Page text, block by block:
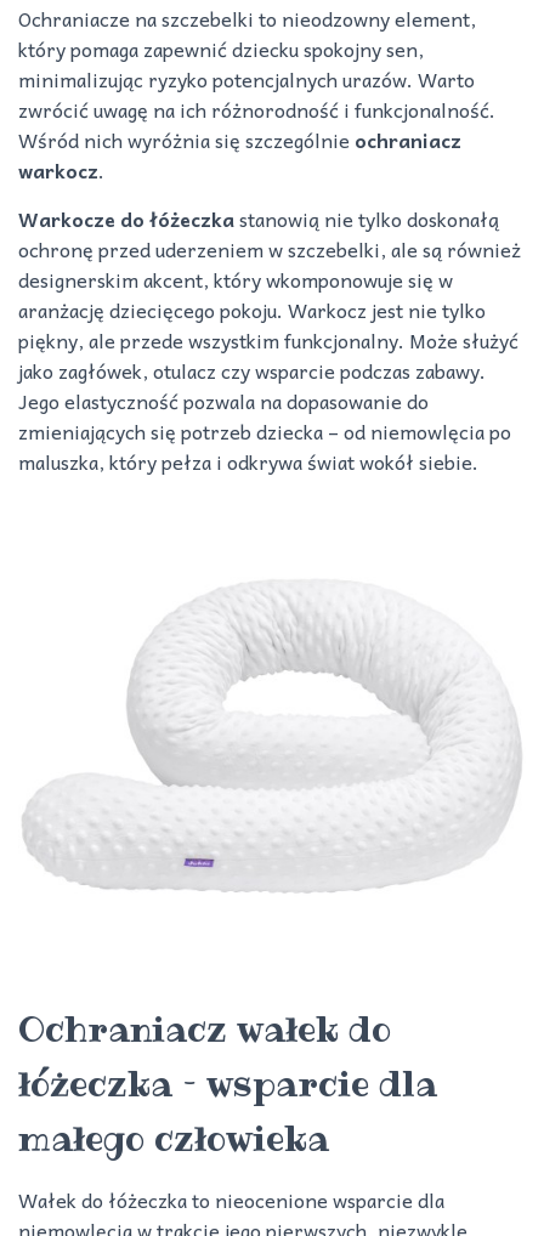
Ochraniacze na szczebelki to nieodzowny element,
który pomaga zapewnić dziecku spokojny sen,
minimalizując ryzyko potencjalnych urazów. Warto
zwrócić uwagę na ich różnorodność i funkcjonalność.
Wśród nich wyróżnia się szczególnie ochraniacz
warkocz.
Warkocze do łóżeczkastanowią nie tylko doskonałą
ochronę przed uderzeniem w szczebelki, ale są również
designerskim akcent, który wkomponowuje się w
aranżację dziecięcego pokoju. Warkocz jest nie tylko
piękny, ale przede wszystkim funkcjonalny. Może służyć
jako zagłówek, otulacz czy wsparcie podczas zabawy.
Jego elastyczność pozwala na dopasowanie do
zmieniających się potrzeb dziecka – od niemowlęcia po
maluszka, który pełza i odkrywa świat wokół siebie.
Ochraniacz wałek do
łóżeczka – wsparcie dla
małego człowieka
Wałek do łóżeczka to nieocenione wsparcie dla
niemowlęcia w trakcie jego pierwszych, niezwykle